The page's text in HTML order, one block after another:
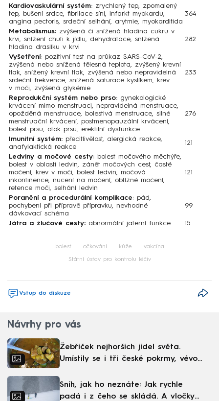
Kardiovaskulární systém: zrychlený tep, zpomalený
tep, bušení srdce, fibrilace síní, infarkt myokardu,
angina pectoris, srdeční selhání, arytmie, myokarditida
364
Metabolismus: zvýšená či snížená hladina cukru v
krvi, snížení chuti k jídlu, dehydratace, snížená
hladina draslíku v krvi
282
Vyšetření: pozitivní test na průkaz SARS-CoV-2,
zvýšená nebo snížená tělesná teplota, zvýšený krevní
tlak, snížený krevní tlak, zvýšená nebo nepravidelná
srdeční frekvence, snížená saturace kyslíkem, krev
v moči, zvýšená glykémie
233
Reprodukční systém nebo prso: gynekologické
krvácení mimo menstruaci, nepravidelná menstruace,
opožděná menstruace, bolestivá menstruace, silné
menstruační krvácení, postmenopauzální krvácení,
bolest prsu, otok prsu, erektilní dysfunkce
276
Imunitní systém: přecitlivělost, alergická reakce,
anafylaktická reakce
121
Ledviny a močové cesty: bolest močového měchýře,
bolest v oblasti ledvin, zánět močových cest, časté
močení, krev v moči, bolest ledvin, močová
inkontinence, nucení na močení, obtížné močení,
retence moči, selhání ledvin
121
Poranění a procedurální komplikace: pád,
pochybení při přípravě přípravku, nevhodné
dávkovací schéma
99
Játra a žlučové cesty: abnormální jaterní funkce 15
bolest očkování kůže vakcína
Státní ústav pro kontrolu léčiv
Vstup do diskuze
Návrhy pro vás
Žebříček nejhorších jídel světa.
Umístily se i tři české pokrmy, vévodí
Sníh, jak ho neznáte: Jak rychle
padá i z čeho se skládá. A vločky